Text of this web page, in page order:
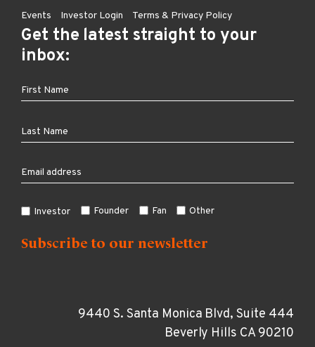
Events
Investor Login Terms & Privacy Policy
Get the latest straight to your
inbox:
Investor Founder Fan Other
9440 S. Santa Monica Blvd, Suite 444
Beverly Hills CA 90210